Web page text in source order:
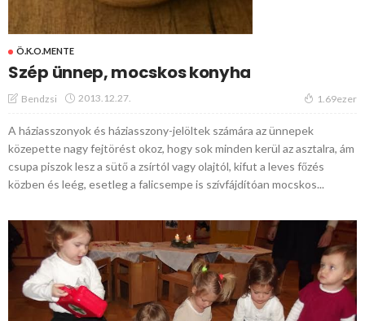
Ö.K.O.MENTE
Szép ünnep, mocskos konyha
Bendzsi 2013.12.27. 1.69ezer
A háziasszonyok és háziasszony-jelöltek számára az ünnepek
közepette nagy fejtörést okoz, hogy sok minden kerül az asztalra, ám
csupa piszok lesz a sütő a zsírtól vagy olajtól, kifut a leves főzés
közben és leég, esetleg a falicsempe is szívfájdítóan mocskos...